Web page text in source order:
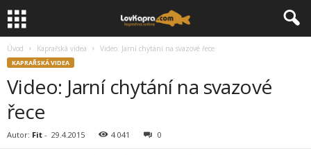
Úvod Kaprařská videa Video: Jarní chytání na svazové řece
KAPRAŘSKÁ VIDEA
Video: Jarní chytání na svazové
řece
Autor: Fit - 29.4.2015 4 041 0